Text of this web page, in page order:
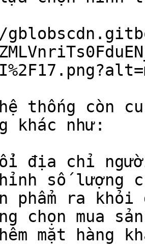
thống còn
khác như:
địa chỉ
số lượng
phẩm ra khỏi
chọn mua
mặt hàng